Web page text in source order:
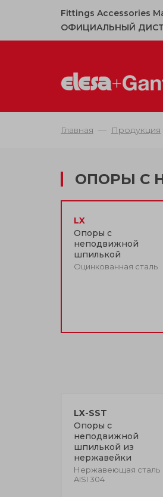
Fittings Accessories
ОФИЦИАЛЬНЫЙ
Главная Продукция
ОПОРЫ С
LX
Опоры с
неподвижной
шпилькой
Оцинкованная сталь
LX-SST
Опоры с
неподвижной
шпилькой из
нержавейки
Нержавеющая сталь
AISI 304